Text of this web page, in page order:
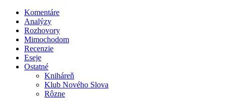
Komentáre
Analýzy
Rozhovory
Mimochodom
Recenzie
Eseje
Ostatné
Kniháreň
Klub Nového Slova
Rôzne